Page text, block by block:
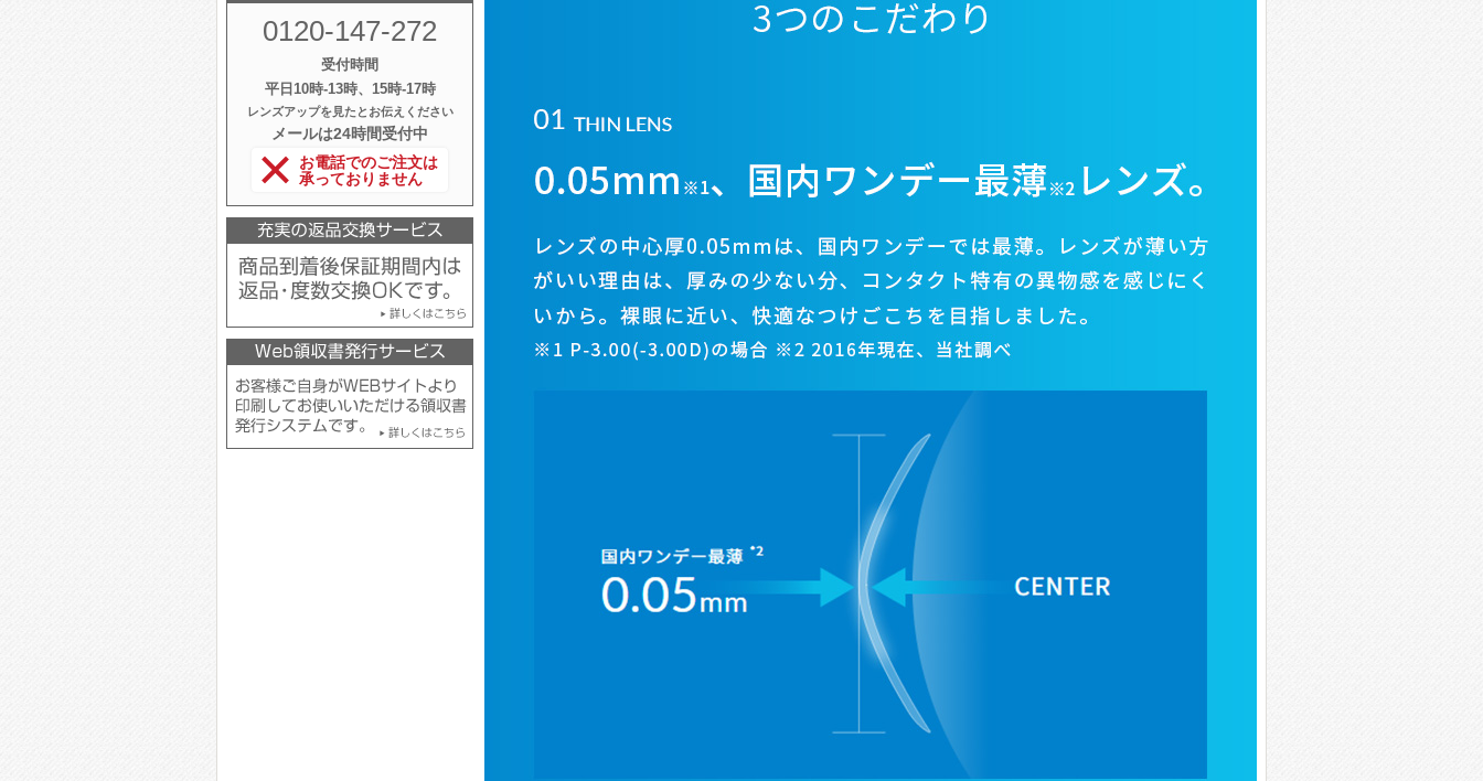
0120-147-272
受付時間
平日10時‐13時、15時‐17時
レンズアップを見たとお伝えください
メールは24時間受付中
お電話でのご注文は
承っておりません